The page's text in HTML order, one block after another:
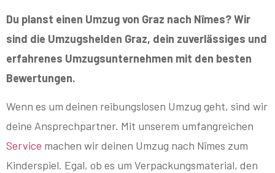
Du planst einen Umzug von Graz nach Nîmes? Wir
sind die Umzugshelden Graz, dein zuverlässiges und
erfahrenes Umzugsunternehmen mit den besten
Bewertungen.
Wenn es um deinen reibungslosen Umzug geht, sind wir
deine Ansprechpartner. Mit unserem umfangreichen
Service machen wir deinen Umzug nach Nîmes zum
Kinderspiel. Egal, ob es um Verpackungsmaterial, den